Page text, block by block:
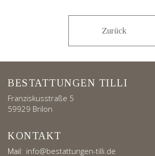
Zurück
BESTATTUNGEN TILLI
Franziskusstraße 5
59929 Brilon
KONTAKT
Mail: info@bestattungen-tilli.de